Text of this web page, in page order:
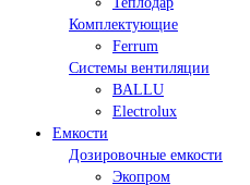
Комплектующие
Ferrum
Системы вентиляции
BALLU
Electrolux
Емкости
Дозировочные емкости
Экопром